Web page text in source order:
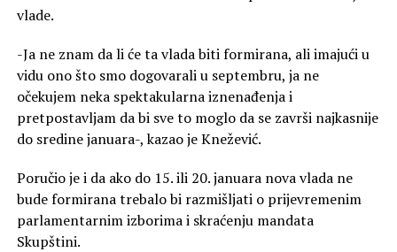
vlade.
-Ja ne znam da li će ta vlada biti formirana, ali imajući u
vidu ono što smo dogovarali u septembru, ja ne
očekujem neka spektakularna iznenađenja i
pretpostavljam da bi sve to moglo da se završi najkasnije
do sredine januara-, kazao je Knežević.
Poručio je i da ako do 15. ili 20. januara nova vlada ne
bude formirana trebalo bi razmišljati o prijevremenim
parlamentarnim izborima i skraćenju mandata
Skupštini.